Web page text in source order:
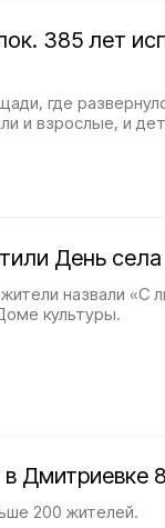
385 лет
где
и взрослые, и
День села
назвали «С
культуры.
Дмитриевке
200 жителей.